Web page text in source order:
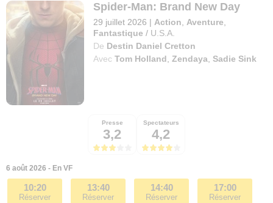
Spider-Man: Brand New Day
29 juillet 2026 | Action Aventure
Fantastique / U.S.A.
De Destin Daniel Cretton
Avec Tom Holland ,Zendaya ,Sadie Sink
Presse
3,2
Spectateurs
4,2
6 août 2026 - En VF
10:20
Réserver
13:40
Réserver
14:40
Réserver
17:00
Réserver